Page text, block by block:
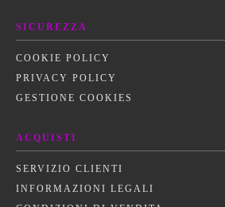
SICUREZZA
COOKIE POLICY
PRIVACY POLICY
GESTIONE COOKIES
ACQUISTI
SERVIZIO CLIENTI
INFORMAZIONI LEGALI